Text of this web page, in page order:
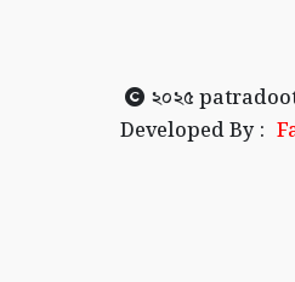
২০২৫
Developed By :